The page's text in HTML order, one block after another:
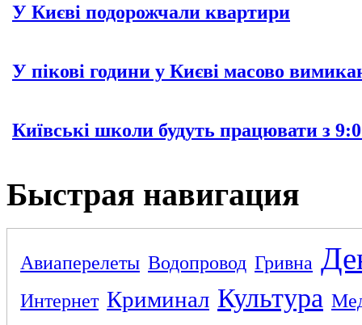
У Києві подорожчали квартири
У пікові години у Києві масово
Київські школи будуть працювати з
Быстрая навигация
Авиаперелеты Водопровод Гривна
Интернет Криминал Культура